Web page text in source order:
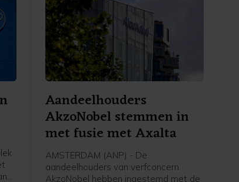
Aandeelhouders
AkzoNobel stemmen in
met fusie met Axalta
AMSTERDAM (ANP) - De
aandeelhouders van verfconcern
AkzoNobel hebben ingestemd met de